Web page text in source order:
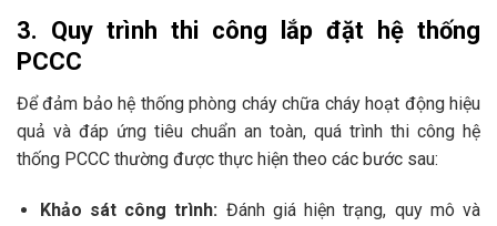
3. Quy trình thi công lắp đặt hệ thống
PCCC
Để đảm bảo hệ thống phòng cháy chữa cháy hoạt động hiệu
quả và đáp ứng tiêu chuẩn an toàn, quá trình thi công hệ
thống PCCC thường được thực hiện theo các bước sau:
Khảo sát công trình: Đánh giá hiện trạng, quy mô và